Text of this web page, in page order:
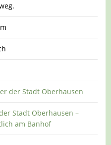
der Stadt Oberhausen
Stadt Oberhausen –
am Banhof